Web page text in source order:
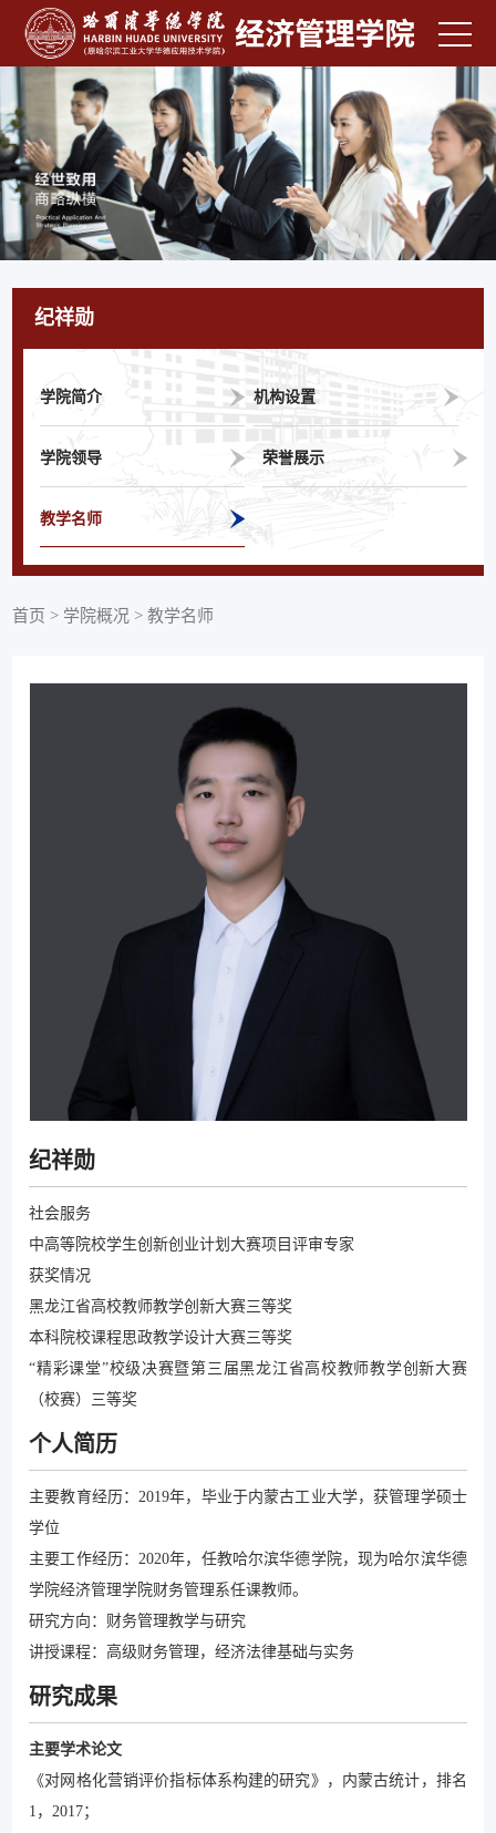
纪祥勋
学院简介 机构设置
学院领导 荣誉展示
教学名师
首页 > 学院概况 > 教学名师
纪祥勋
社会服务
中高等院校学生创新创业计划大赛项目评审专家
获奖情况
黑龙江省高校教师教学创新大赛三等奖
本科院校课程思政教学设计大赛三等奖
“精彩课堂”校级决赛暨第三届黑龙江省高校教师教学创新大赛
（校赛）三等奖
个人简历
主要教育经历：2019年，毕业于内蒙古工业大学，获管理学硕士
学位
主要工作经历：2020年，任教哈尔滨华德学院，现为哈尔滨华德
学院经济管理学院财务管理系任课教师。
研究方向：财务管理教学与研究
讲授课程：高级财务管理，经济法律基础与实务
研究成果
主要学术论文
《对网格化营销评价指标体系构建的研究》，内蒙古统计，排名
1，2017；